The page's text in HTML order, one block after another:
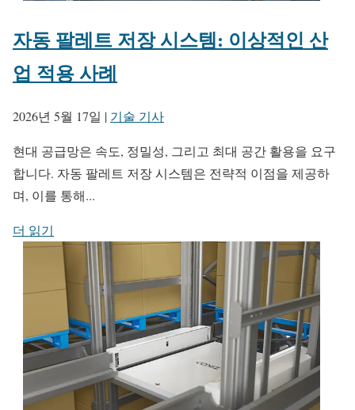
자동 팔레트 저장 시스템: 이상적인 산
업 적용 사례
2026년 5월 17일 | 기술 기사
현대 공급망은 속도, 정밀성, 그리고 최대 공간 활용을 요구
합니다. 자동 팔레트 저장 시스템은 전략적 이점을 제공하
며, 이를 통해...
더 읽기